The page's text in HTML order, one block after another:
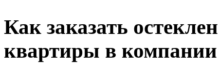
Как заказать
квартиры в